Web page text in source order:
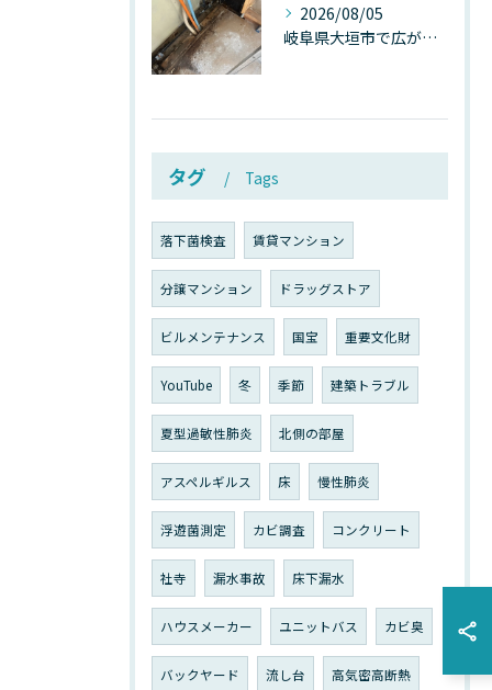
2026/08/05
岐阜県大垣市で広がる“深層カビ汚染”──なぜ除カビが必要なのか、建物内部で起きている見えない危機
タグ Tags
落下菌検査 賃貸マンション
分譲マンション ドラッグストア
ビルメンテナンス 国宝 重要文化財
YouTube 冬 季節 建築トラブル
夏型過敏性肺炎 北側の部屋
アスペルギルス 床 慢性肺炎
浮遊菌測定 カビ調査 コンクリート
社寺 漏水事故 床下漏水
ハウスメーカー ユニットバス カビ臭
バックヤード 流し台 高気密高断熱